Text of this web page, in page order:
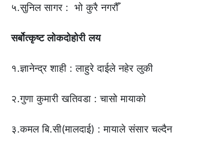
५.सुनिल सागर : भो कुरै नगरौँ
सर्बोत्कृष्ट लोकदोहोरी लय
१.ज्ञानेन्द्र शाही : लाहुरे दाईले नहेर लुकी
२.गुणा कुमारी खतिवडा : चासो मायाको
३.कमल बि.सी(मालदाई) : मायाले संसार चल्दैन